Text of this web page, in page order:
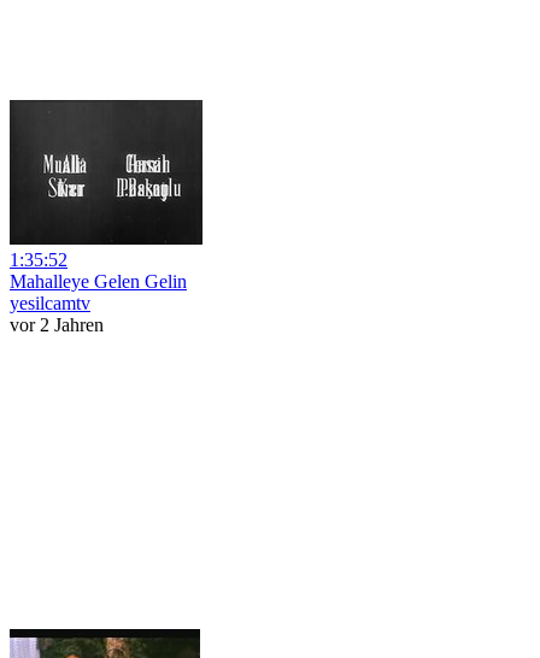
1:35:52
Mahalleye Gelen Gelin
yesilcamtv
vor 2 Jahren